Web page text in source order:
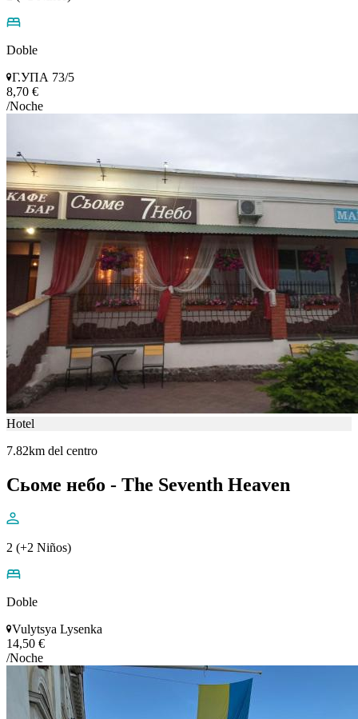
Doble
Г.УПА 73/5
8,70 €
/Noche
Hotel
7.82km del centro
Сьоме небо - The Seventh Heaven
2 (+2 Niños)
Doble
Vulytsya Lysenka
14,50 €
/Noche